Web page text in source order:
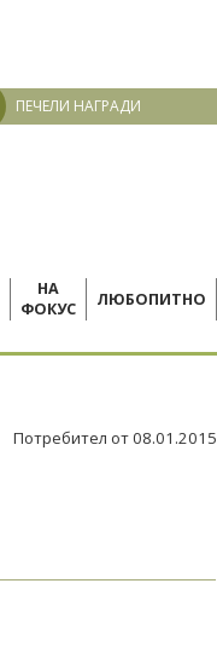
ПЕЧЕЛИ НАГРАДИ
НА
ФОКУС
ЛЮБОПИТНО
Потребител от 08.01.2015